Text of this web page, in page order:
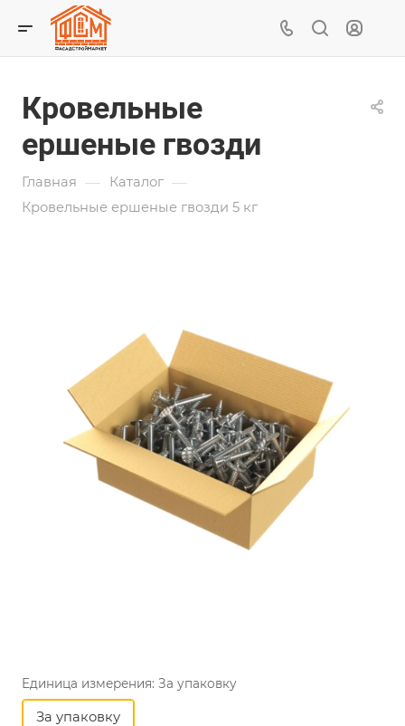
Кровельные
ершеные гвозди
Главная — Каталог —
Кровельные ершеные гвозди 5 кг
Единица измерения: За упаковку
За упаковку